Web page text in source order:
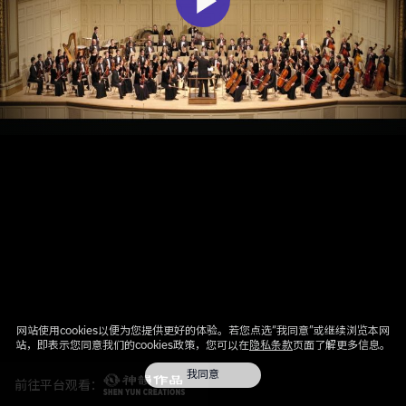
前往平台观看：
网站使用cookies以便为您提供更好的体验。若您点选“我同意”或继续浏览本网
站，即表示您同意我们的cookies政策，您可以在隐私条款页面了解更多信息。
我同意